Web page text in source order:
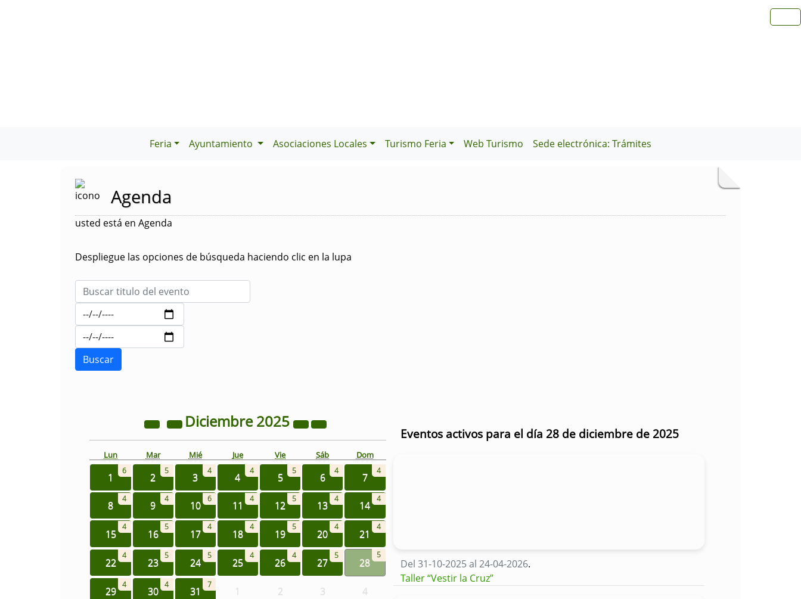
Feria Ayuntamiento Asociaciones Locales Turismo Feria Web Turismo Sede electrónica: Trámites
Agenda
usted está en Agenda
Despliegue las opciones de búsqueda haciendo clic en la lupa
Diciembre2025
Lun Mar Mié Jue Vie Sáb Dom
1
6
2
5
3
4
4
4
5
5
6
4
7
4
8
4
9
4
10
6
11
4
12
5
13
4
14
4
15
4
16
5
17
4
18
4
19
5
20
4
21
4
22
4
23
5
24
5
25
4
26
4
27
5
28
5
29
4
30
4
31
7
1 2 3 4
Eventos activos para el día 28 de diciembre de 2025
Del 31-10-2025 al 24-04-2026.
Taller “Vestir la Cruz”